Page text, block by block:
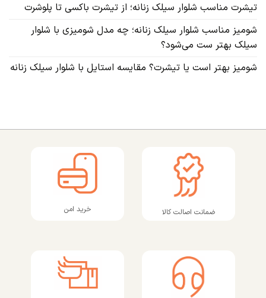
تیشرت مناسب شلوار سیلک زنانه؛ از تیشرت باکسی تا پلوشرت
شومیز مناسب شلوار سیلک زنانه؛ چه مدل شومیزی با شلوار
سیلک بهتر ست می‌شود؟
شومیز بهتر است یا تیشرت؟ مقایسه استایل با شلوار سیلک زنانه
ضمانت اصالت کالا خرید امن